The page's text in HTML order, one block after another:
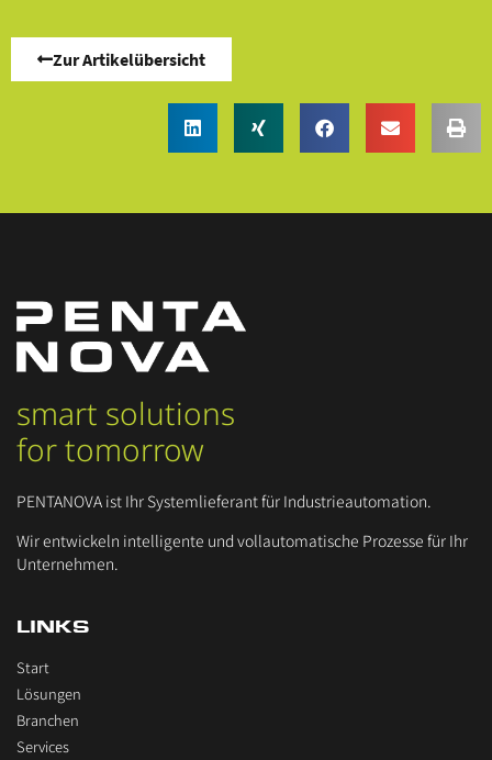
Zur Artikelübersicht
smart solutions
for tomorrow
PENTANOVA ist Ihr Systemlieferant für Industrieautomation.
Wir entwickeln intelligente und vollautomatische Prozesse für Ihr
Unternehmen.
LINKS
Start
Lösungen
Branchen
Services